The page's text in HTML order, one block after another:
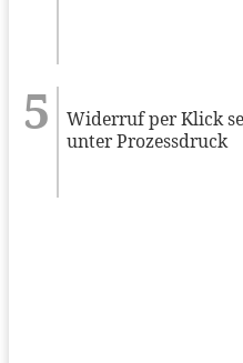
Widerruf per Klick
unter Prozessdruck